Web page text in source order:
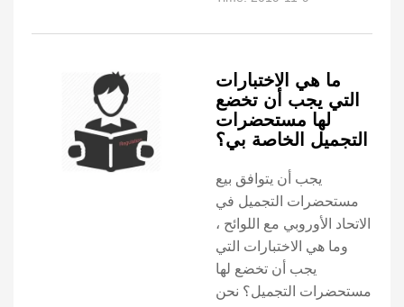
ما هي الاختبارات
التي يجب أن تخضع
لها مستحضرات
التجميل الخاصة بي؟
يجب أن يتوافق بيع
مستحضرات التجميل في
الاتحاد الأوروبي مع اللوائح ،
وما هي الاختبارات التي
يجب أن تخضع لها
مستحضرات التجميل؟ نحن